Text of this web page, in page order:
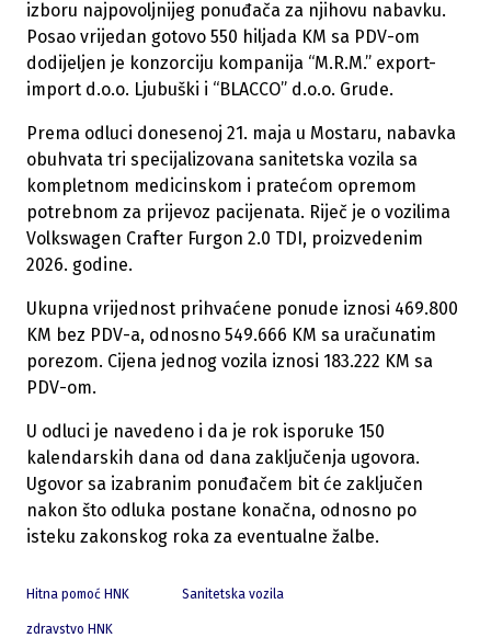
izboru najpovoljnijeg ponuđača za njihovu nabavku.
Posao vrijedan gotovo 550 hiljada KM sa PDV-om
dodijeljen je konzorciju kompanija “M.R.M.” export-
import d.o.o. Ljubuški i “BLACCO” d.o.o. Grude.
Prema odluci donesenoj 21. maja u Mostaru, nabavka
obuhvata tri specijalizovana sanitetska vozila sa
kompletnom medicinskom i pratećom opremom
potrebnom za prijevoz pacijenata. Riječ je o vozilima
Volkswagen Crafter Furgon 2.0 TDI, proizvedenim
2026. godine.
Ukupna vrijednost prihvaćene ponude iznosi 469.800
KM bez PDV-a, odnosno 549.666 KM sa uračunatim
porezom. Cijena jednog vozila iznosi 183.222 KM sa
PDV-om.
U odluci je navedeno i da je rok isporuke 150
kalendarskih dana od dana zaključenja ugovora.
Ugovor sa izabranim ponuđačem bit će zaključen
nakon što odluka postane konačna, odnosno po
isteku zakonskog roka za eventualne žalbe.
Hitna pomoć HNK Sanitetska vozila
zdravstvo HNK